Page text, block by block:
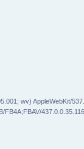
wv) AppleWebKit/
FB4A;FBAV/